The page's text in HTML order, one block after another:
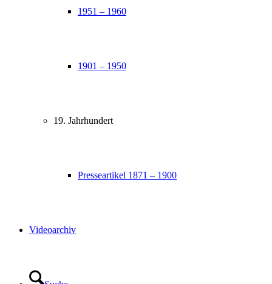
1951 – 1960
1901 – 1950
19. Jahrhundert
Presseartikel 1871 – 1900
Videoarchiv